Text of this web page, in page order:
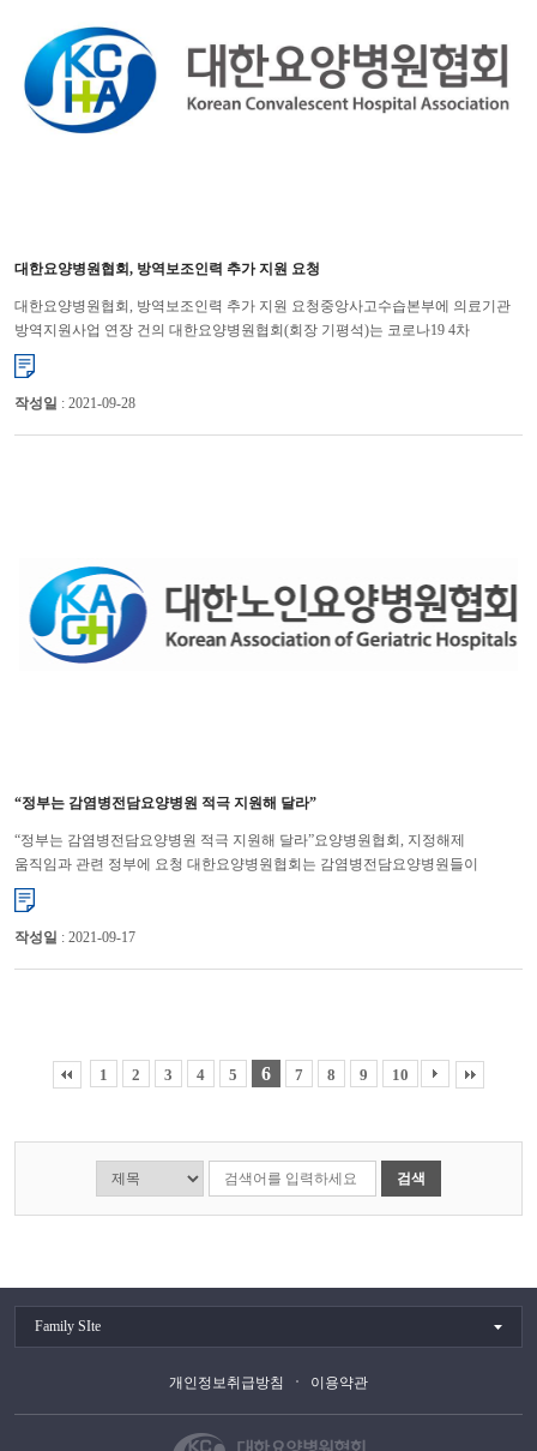
대한요양병원협회, 방역보조인력 추가 지원 요청
대한요양병원협회, 방역보조인력 추가 지원 요청중앙사고수습본부에 의료기관
방역지원사업 연장 건의 대한요양병원협회(회장 기평석)는 코로나19 4차
대유행으로 요양병원들이 방역에 어려움을 겪고 있다며 방역보조인력...
작성일 : 2021-09-28
“정부는 감염병전담요양병원 적극 지원해 달라”
“정부는 감염병전담요양병원 적극 지원해 달라”요양병원협회, 지정해제
움직임과 관련 정부에 요청 대한요양병원협회는 감염병전담요양병원들이
코로나19 대응에 충실할 수 있도록 적극적으로 지원해 줄 것을 정부에 요...
작성일 : 2021-09-17
1 2 3 4 5 6 7 8 9 10
검색
Family SIte
개인정보취급방침 이용약관